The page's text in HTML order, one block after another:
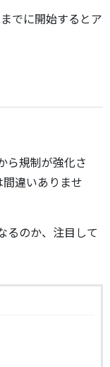
でに開始するとア
ら規制が強化さ
違いありませ
るのか、注目して